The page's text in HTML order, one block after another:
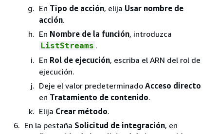
En Tipo de acción, elija Usar nombre de
acción.
En Nombre de la función, introduzca
ListStreams .
En Rol de ejecución, escriba el ARN del rol de
ejecución.
Deje el valor predeterminado Acceso directo
en Tratamiento de contenido.
Elija Crear método.
En la pestaña Solicitud de integración, en